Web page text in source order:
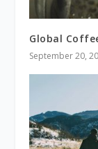
Global
September 20,